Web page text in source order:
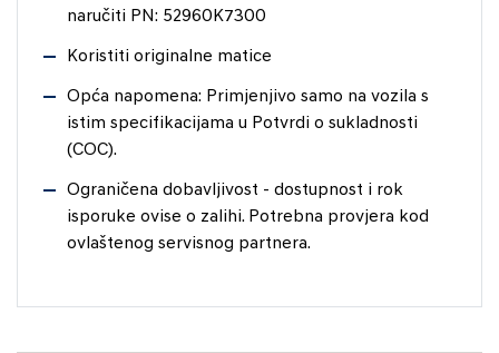
naručiti PN: 52960K7300
Koristiti originalne matice
Opća napomena: Primjenjivo samo na vozila s
istim specifikacijama u Potvrdi o sukladnosti
(COC).
Ograničena dobavljivost - dostupnost i rok
isporuke ovise o zalihi. Potrebna provjera kod
ovlaštenog servisnog partnera.